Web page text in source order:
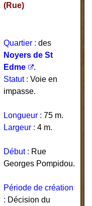
(Rue)
Quartier : des
Noyers de St
Edme
.
Statut : Voie en
impasse.
Longueur : 75 m.
Largeur : 4 m.
Début : Rue
Georges Pompidou.
Période de création
: Décision du